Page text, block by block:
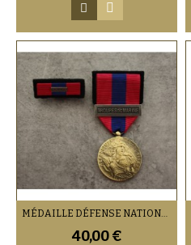
MÉDAILLE DÉFENSE NATIONALE BRONZE AVEC BARRETTE ET AGRAFE AU CHOIX
40,00 €